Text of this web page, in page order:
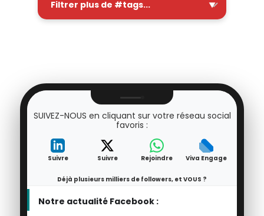
SUIVEZ-NOUS en cliquant sur votre réseau social
favoris :
Suivre Suivre Rejoindre Viva Engage
Déjà plusieurs milliers de followers, et VOUS ?
Notre actualité Facebook :